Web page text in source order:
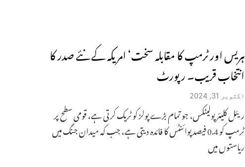
ہریس اور ٹرمپ کا مقابلہ سخت‘ امریکہ کے نئے صدر کا
انتخاب قریب۔ رپورٹ
اکتوبر 31, 2024
ریئل کلیئر پولیٹکس، جو تمام بڑے پولز کو ٹریک کرتی ہے، قومی سطح پر
ٹرمپ کو 0.4 فیصد پوائنٹس کا فائدہ دیتی ہے، جب کہ میدان جنگ میں
ریاستوں میں